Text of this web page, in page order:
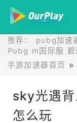
推荐： pubg加速
Pubg m国际服 碧
手游加速器首页
sky光遇
怎么玩